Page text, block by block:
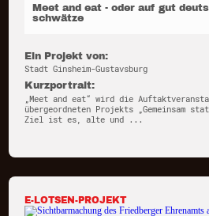
Meet and eat - oder auf gut
schwätze
Ein Projekt von:
Stadt Ginsheim-Gustavsburg
Kurzportrait:
„Meet and eat“ wird die
übergeordneten Projekts „Gemeinsam
Ziel ist es, alte und ...
E-LOTSEN-PROJEKT